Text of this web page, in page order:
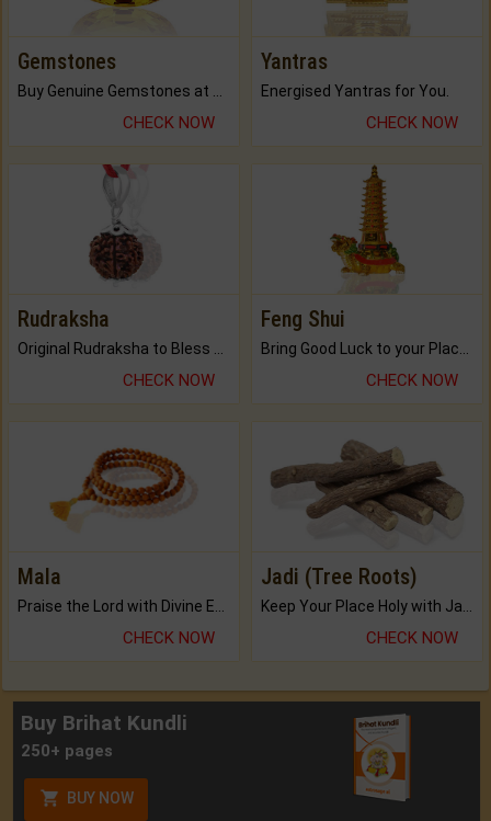
Gemstones
CHECK NOW
Yantras
Energised Yantras for You.
CHECK NOW
Rudraksha
CHECK NOW
Feng Shui
CHECK NOW
Mala
CHECK NOW
Jadi (Tree Roots)
CHECK NOW
Buy Brihat Kundli
250+ pages
BUY NOW